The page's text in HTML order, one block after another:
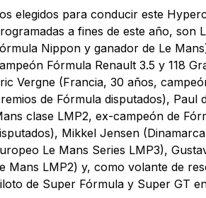
elegidos para conducir este
a fines de este año, son
Nippon y ganador de Le
Fórmula Renault 3.5 y 118
Vergne (Francia, 30 años,
de Fórmula disputados), Paul
clase LMP2, ex-campeón de
Mikkel Jensen
Le Mans Series LMP3),
Mans LMP2) y, como volante de
de Super Fórmula y Super GT